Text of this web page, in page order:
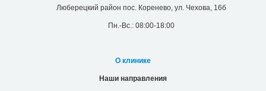
Люберецкий район пос. Коренево, ул. Чехова, 16б
Пн.-Вс.: 08:00-18:00
О клинике
Наши направления